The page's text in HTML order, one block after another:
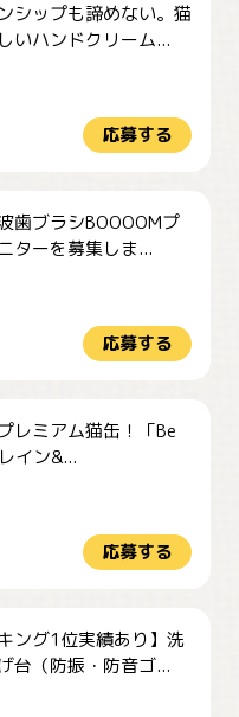
シップも諦めない。猫
いハンドクリーム...
応募する
歯ブラシBOOOOMプ
ターを募集しま...
応募する
レミアム猫缶！「Be
イン&...
応募する
ング1位実績あり】洗
台（防振・防音ゴ...